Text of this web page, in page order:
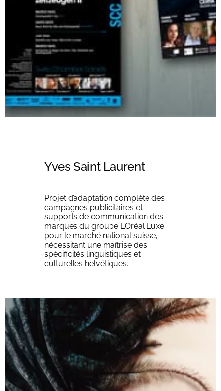
Yves Saint Laurent
Projet d’adaptation complète des
campagnes publicitaires et
supports de communication des
marques du groupe L’Oréal Luxe
pour le marché national suisse,
nécessitant une maîtrise des
spécificités linguistiques et
culturelles helvétiques.
03